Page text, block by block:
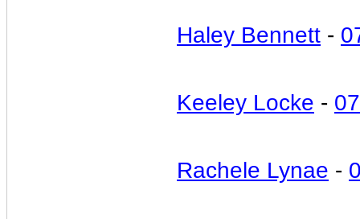
Haley Bennett -
Keeley Locke -
Rachele Lynae -